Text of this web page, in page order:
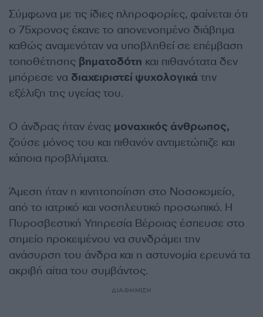
Σύμφωνα με τις ίδιες πληροφορίες, φαίνεται ότι
ο 75χρονος έκανε το απονενοημένο διάβημα
καθώς αναμενόταν να υποβληθεί σε επέμβαση
τοποθέτησης βηματοδότη και πιθανότατα δεν
μπόρεσε να διαχειριστεί ψυχολογικά την
εξέλιξη της υγείας του.
Ο άνδρας ήταν ένας μοναχικός άνθρωπος,
ζούσε μόνος του και πιθανόν αντιμετώπιζε και
κάποια προβλήματα.
Άμεση ήταν η κινητοποίηση στο Νοσοκομείο,
από το ιατρικό και νοσηλευτικό προσωπικό. Η
Πυροσβεστική Υπηρεσία Βέροιας έσπευσε στο
σημείο προκειμένου να συνδράμει την
ανάσυρση του άνδρα και η αστυνομία ερευνά τα
ακριβή αίτια του συμβάντος.
ΔΙΑΦΗΜΙΣΗ